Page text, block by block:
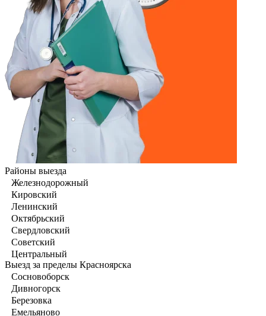
Районы выезда
Железнодорожный
Кировский
Ленинский
Октябрьский
Свердловский
Советский
Центральный
Выезд за пределы Красноярска
Сосновоборск
Дивногорск
Березовка
Емельяново